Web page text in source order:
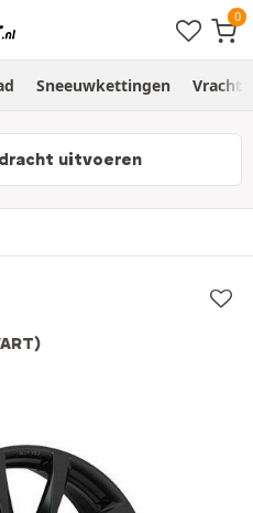
Sneeuwkettingen
uitvoeren